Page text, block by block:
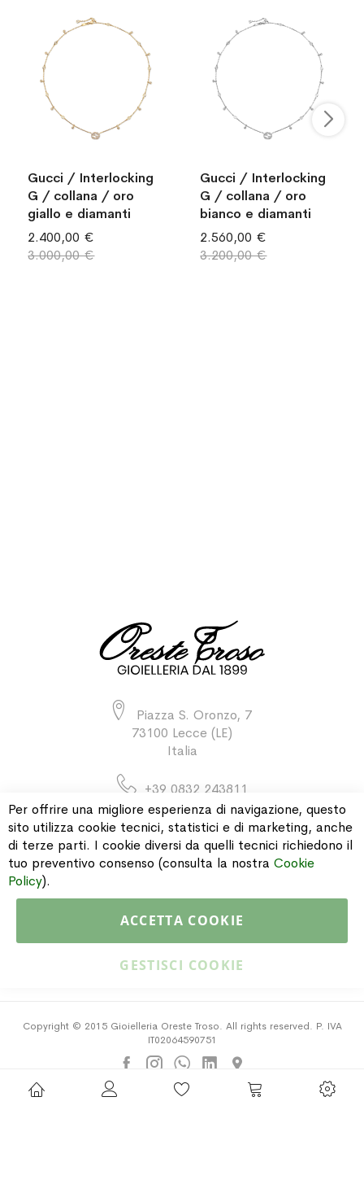
Gucci / Interlocking
G / collana / oro
giallo e diamanti
2.400,00 €
3.000,00 €
Gucci / Interlocking
G / collana / oro
bianco e diamanti
2.560,00 €
3.200,00 €
Piazza S. Oronzo, 7
73100 Lecce (LE)
Italia
+39 0832 243811
INFORMAZIONI
Copyright © 2015 Gioielleria Oreste Troso. All rights reserved. P. IVA
IT02064590751
Privacy Policy Cookie Policy
Per offrire una migliore esperienza di navigazione, questo
sito utilizza cookie tecnici, statistici e di marketing, anche
di terze parti. I cookie diversi da quelli tecnici richiedono il
tuo preventivo consenso (consulta la nostra Cookie
Policy).
ACCETTA COOKIE
GESTISCI COOKIE